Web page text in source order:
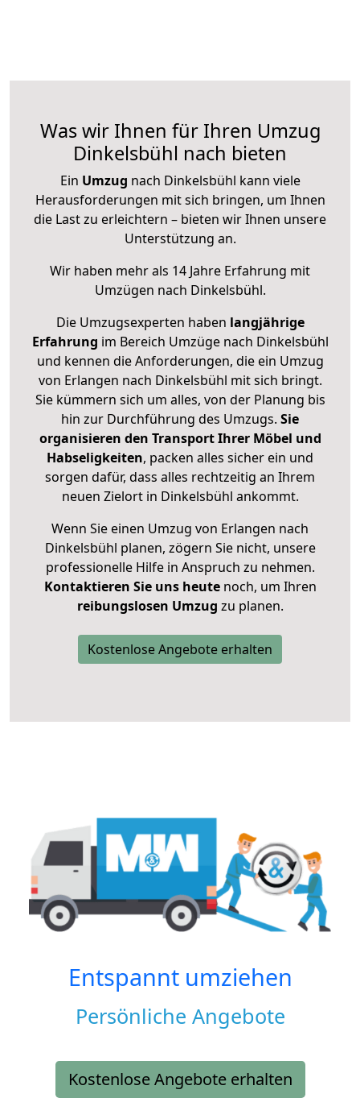
Was wir Ihnen für Ihren Umzug
Dinkelsbühl nach bieten
Ein Umzug nach Dinkelsbühl kann viele
Herausforderungen mit sich bringen, um Ihnen
die Last zu erleichtern – bieten wir Ihnen unsere
Unterstützung an.
Wir haben mehr als 14 Jahre Erfahrung mit
Umzügen nach Dinkelsbühl.
Die Umzugsexperten haben langjährige
Erfahrung im Bereich Umzüge nach Dinkelsbühl
und kennen die Anforderungen, die ein Umzug
von Erlangen nach Dinkelsbühl mit sich bringt.
Sie kümmern sich um alles, von der Planung bis
hin zur Durchführung des Umzugs. Sie
organisieren den Transport Ihrer Möbel und
Habseligkeiten, packen alles sicher ein und
sorgen dafür, dass alles rechtzeitig an Ihrem
neuen Zielort in Dinkelsbühl ankommt.
Wenn Sie einen Umzug von Erlangen nach
Dinkelsbühl planen, zögern Sie nicht, unsere
professionelle Hilfe in Anspruch zu nehmen.
Kontaktieren Sie uns heutenoch, um Ihren
reibungslosen Umzug zu planen.
Kostenlose Angebote erhalten
Entspannt umziehen
Persönliche Angebote
Kostenlose Angebote erhalten